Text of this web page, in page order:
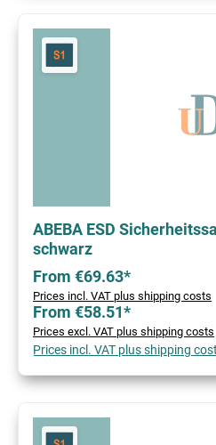
ABEBA ESD
schwarz
From €69.63*
Prices incl. VAT plus shipping costs
From €58.51*
Prices excl. VAT plus shipping costs
Prices incl. VAT plus shipping